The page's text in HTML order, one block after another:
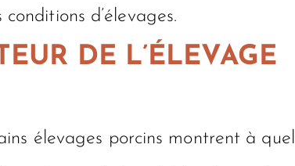
d’élevages.
DE L’ÉLEVAGE
élevages porcins montrent à quel